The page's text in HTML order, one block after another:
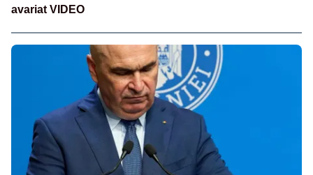
avariat VIDEO